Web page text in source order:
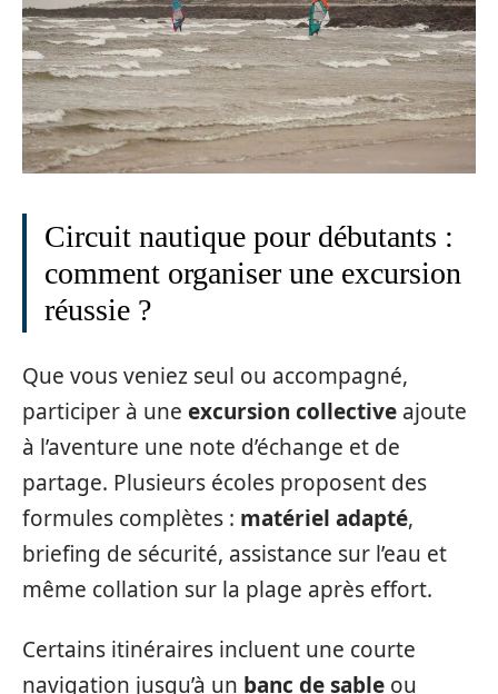
Circuit nautique pour débutants :
comment organiser une excursion
réussie ?
Que vous veniez seul ou accompagné,
participer à une excursion collective ajoute
à l’aventure une note d’échange et de
partage. Plusieurs écoles proposent des
formules complètes : matériel adapté,
briefing de sécurité, assistance sur l’eau et
même collation sur la plage après effort.
Certains itinéraires incluent une courte
navigation jusqu’à un banc de sable ou